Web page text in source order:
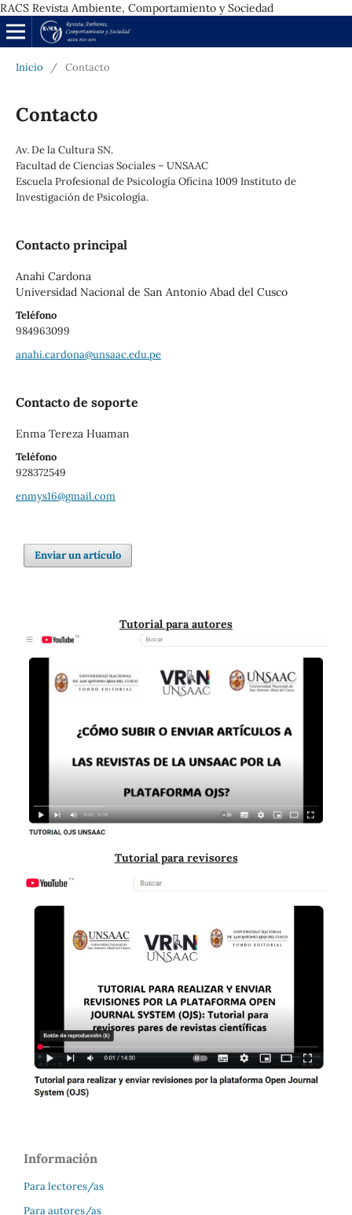
RACS Revista Ambiente, Comportamiento y Sociedad
Inicio / Contacto
Contacto
Av. De la Cultura SN.
Facultad de Ciencias Sociales – UNSAAC
Escuela Profesional de Psicología Oficina 1009 Instituto de
Investigación de Psicología.
Contacto principal
Anahi Cardona
Universidad Nacional de San Antonio Abad del Cusco
Teléfono
984963099
anahi.cardona@unsaac.edu.pe
Contacto de soporte
Enma Tereza Huaman
Teléfono
928372549
enmys16@gmail.com
Enviar un artículo
Tutorial para autores
Tutorial para revisores
Información
Para lectores/as
Para autores/as